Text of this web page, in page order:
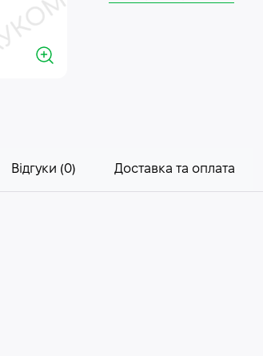
Відгуки (0) Доставка та оплата